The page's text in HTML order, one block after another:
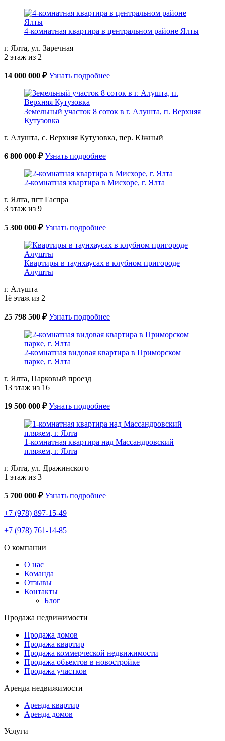
4-комнатная квартира в центральном районе Ялты
г. Ялта, ул. Заречная
2 этаж из 2
14 000 000 ₽ Узнать подробнее
Земельный участок 8 соток в г. Алушта, п. Верхняя
Кутузовка
г. Алушта, с. Верхняя Кутузовка, пер. Южный
6 800 000 ₽ Узнать подробнее
2-комнатная квартира в Мисхоре, г. Ялта
г. Ялта, пгт Гаспра
3 этаж из 9
5 300 000 ₽ Узнать подробнее
Квартиры в таунхаусах в клубном пригороде
Алушты
г. Алушта
1ё этаж из 2
25 798 500 ₽ Узнать подробнее
2-комнатная видовая квартира в Приморском
парке, г. Ялта
г. Ялта, Парковый проезд
13 этаж из 16
19 500 000 ₽ Узнать подробнее
1-комнатная квартира над Массандровский
пляжем, г. Ялта
г. Ялта, ул. Дражинского
1 этаж из 3
5 700 000 ₽ Узнать подробнее
+7 (978) 897-15-49
+7 (978) 761-14-85
О компании
О нас
Команда
Отзывы
Контакты
Блог
Продажа недвижимости
Продажа домов
Продажа квартир
Продажа коммерческой недвижимости
Продажа объектов в новостройке
Продажа участков
Аренда недвижимости
Аренда квартир
Аренда домов
Услуги